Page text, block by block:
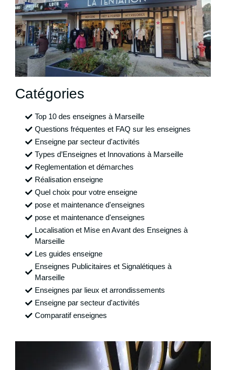
Catégories
Top 10 des enseignes à Marseille
Questions fréquentes et FAQ sur les enseignes
Enseigne par secteur d'activités
Types d’Enseignes et Innovations à Marseille
Reglementation et démarches
Réalisation enseigne
Quel choix pour votre enseigne
pose et maintenance d'enseignes
pose et maintenance d'enseignes
Localisation et Mise en Avant des Enseignes à
Marseille
Les guides enseigne
Enseignes Publicitaires et Signalétiques à
Marseille
Enseignes par lieux et arrondissements
Enseigne par secteur d'activités
Comparatif enseignes